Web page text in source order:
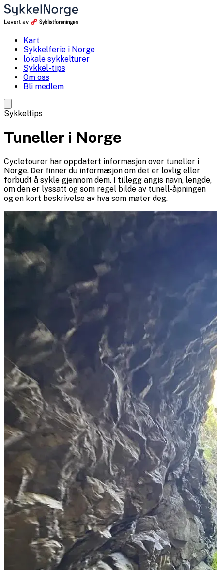
Kart
Sykkelferie i Norge
lokale sykkelturer
Sykkel-tips
Om oss
Bli medlem
Sykkeltips
Tuneller i Norge
Cycletourer har oppdatert informasjon over tuneller i
Norge. Der finner du informasjon om det er lovlig eller
forbudt å sykle gjennom dem. I tillegg angis navn, lengde,
om den er lyssatt og som regel bilde av tunell-åpningen
og en kort beskrivelse av hva som møter deg.